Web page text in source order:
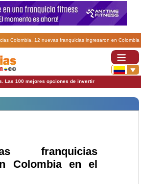
Colombia. 12 nuevas franquicias ingresaron en Colombia
Las 100 mejores opciones de invertir
franquicias
Colombia en el